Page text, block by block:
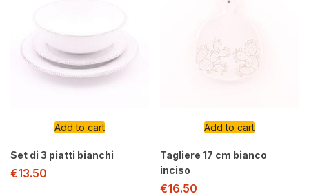
Add to cart
Set di 3 piatti bianchi
€13.50
Add to cart
Tagliere 17 cm bianco
inciso
€16.50